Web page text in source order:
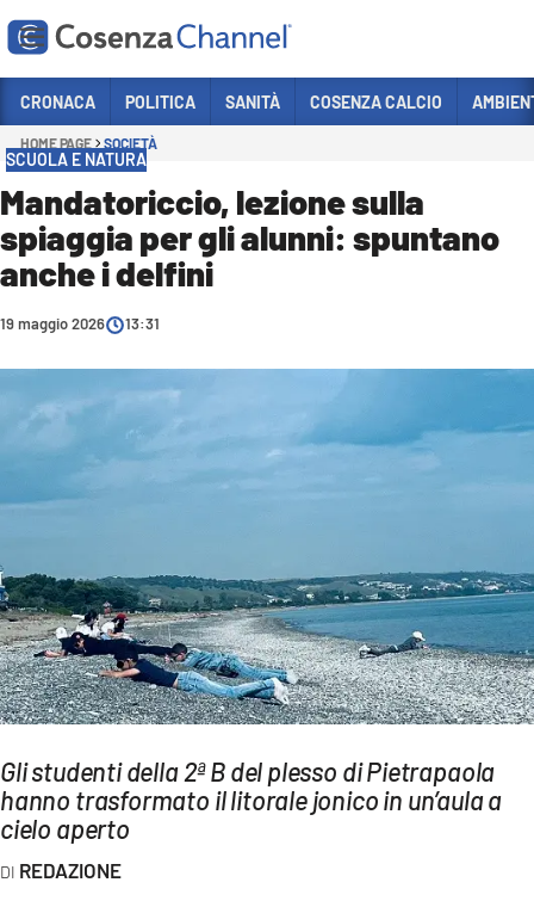
Sezioni
POLITICA
COSENZA CALCIO
ECONOMIA E LAVORO
SANITÀ
SPORT
Streaming
LAC TV
LAC NETWORK
LAC ONAIR
LaC
Network
CRONACA POLITICA SANITÀ COSENZA CALCIO
HOME PAGE SOCIETÀ
SCUOLA E NATURA
Mandatoriccio, lezione sulla
spiaggia per gli alunni: spuntano
anche i delfini
19 maggio 2026 13:31
Gli studenti della 2ª B del plesso di Pietrapaola
hanno trasformato il litorale jonico in un’aula a
cielo aperto
REDAZIONE